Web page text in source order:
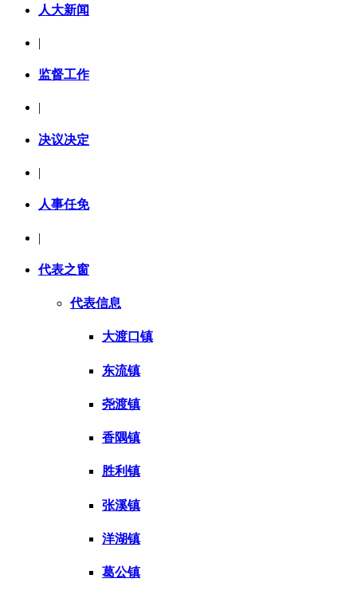
人大新闻
|
监督工作
决议决定
|
人事任免
|
代表之窗
代表信息
大渡口镇
东流镇
尧渡镇
香隅镇
胜利镇
张溪镇
洋湖镇
葛公镇